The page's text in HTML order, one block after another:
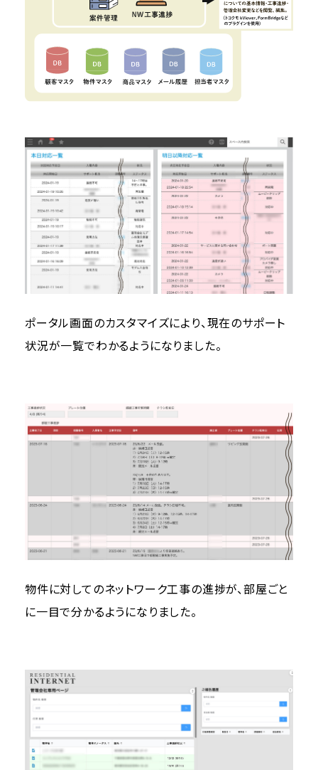
ポータル画面のカスタマイズにより、現在のサポート
状況が一覧でわかるようになりました。
物件に対してのネットワーク工事の進捗が、部屋ごと
に一目で分かるようになりました。